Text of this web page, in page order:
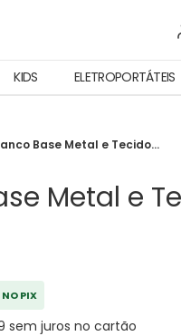
KIDS ELETROPORTÁTEIS
Base Metal e Tecido
Metal e
PIX
sem juros no cartão